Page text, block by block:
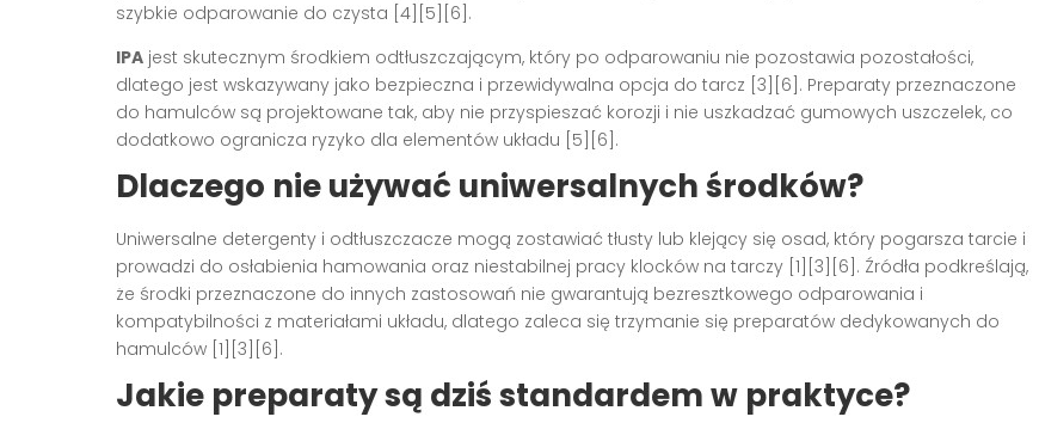
szybkie odparowanie do czysta [4][5][6].
IPA jest skutecznym środkiem odtłuszczającym, który po odparowaniu nie pozostawia pozostałości,
dlatego jest wskazywany jako bezpieczna i przewidywalna opcja do tarcz [3][6]. Preparaty przeznaczone
do hamulców są projektowane tak, aby nie przyspieszać korozji i nie uszkadzać gumowych uszczelek, co
dodatkowo ogranicza ryzyko dla elementów układu [5][6].
Dlaczego nie używać uniwersalnych środków?
Uniwersalne detergenty i odtłuszczacze mogą zostawiać tłusty lub klejący się osad, który pogarsza tarcie i
prowadzi do osłabienia hamowania oraz niestabilnej pracy klocków na tarczy [1][3][6]. Źródła podkreślają,
że środki przeznaczone do innych zastosowań nie gwarantują bezresztkowego odparowania i
kompatybilności z materiałami układu, dlatego zaleca się trzymanie się preparatów dedykowanych do
hamulców [1][3][6].
Jakie preparaty są dziś standardem w praktyce?